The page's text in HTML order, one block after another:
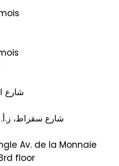
شارع
شارع سقراط، ز.أ.
Av. de la Monnaie
floor